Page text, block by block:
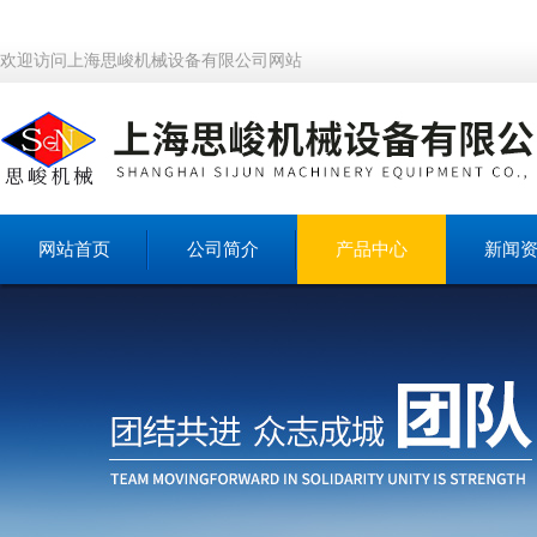
欢迎访问上海思峻机械设备有限公司网站
网站首页 公司简介 产品中心 新闻